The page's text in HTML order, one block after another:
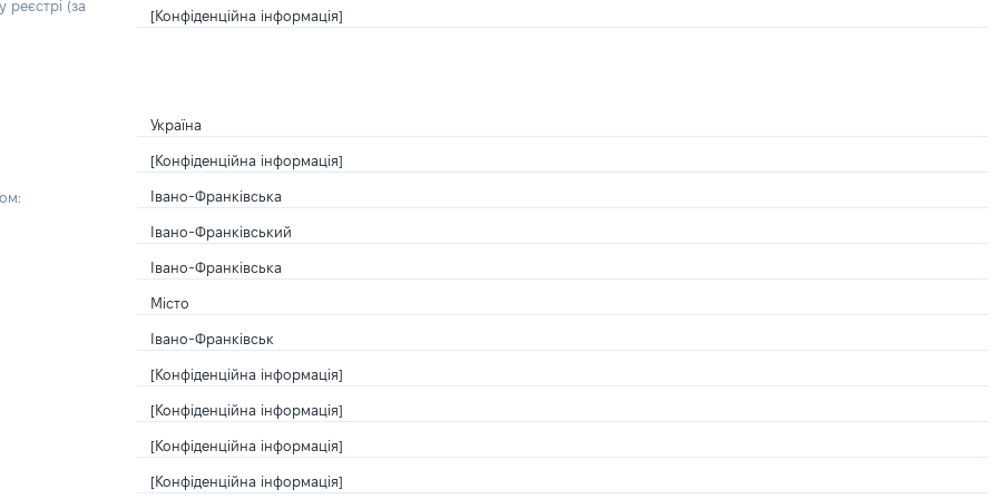
(за
[Конфіденційна інформація]
Україна
[Конфіденційна інформація]
Івано-Франківська
Івано-Франківський
Івано-Франківська
Місто
Івано-Франківськ
[Конфіденційна інформація]
[Конфіденційна інформація]
[Конфіденційна інформація]
[Конфіденційна інформація]